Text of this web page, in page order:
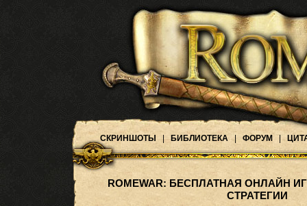
СКРИНШОТЫ БИБЛИОТЕКА ФОРУМ
ROMEWAR: БЕСПЛАТНАЯ ОНЛАЙН
СТРАТЕГИИ